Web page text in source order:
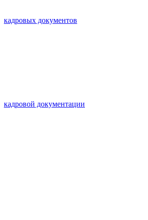
кадровых документов
кадровой документации